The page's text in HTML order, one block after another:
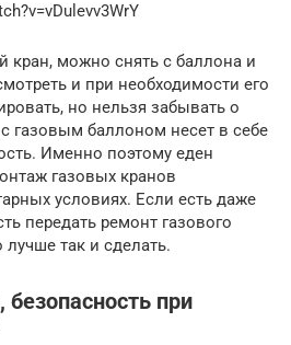
кран, можно снять с баллона и
и при необходимости его
но нельзя забывать о
газовым баллоном несет в себе
Именно поэтому еден
газовых кранов
условиях. Если есть даже
передать ремонт газового
лучше так и сделать.
при